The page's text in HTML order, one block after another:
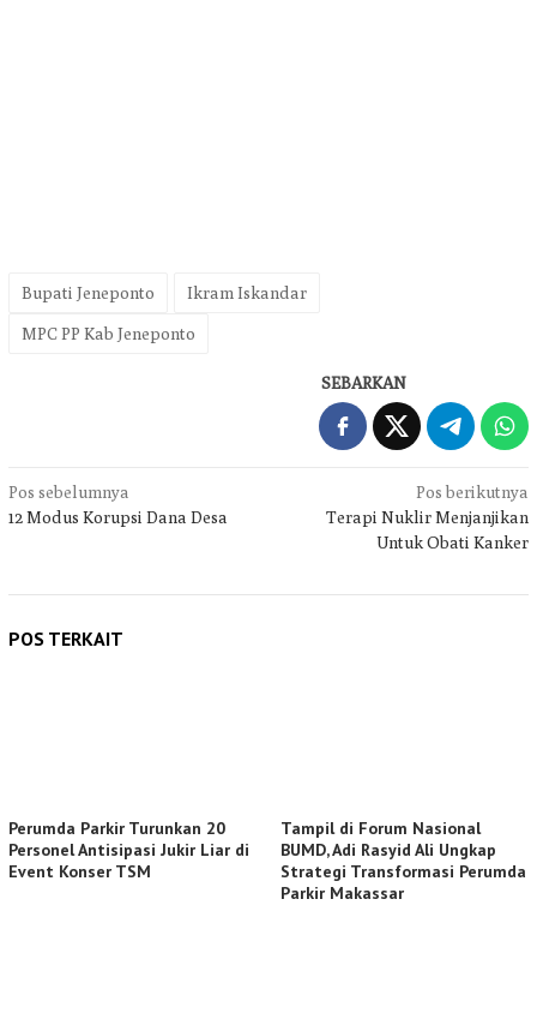
Bupati Jeneponto Ikram Iskandar
MPC PP Kab Jeneponto
SEBARKAN
Navigasi
pos
Pos sebelumnya
12 Modus Korupsi Dana Desa
Pos berikutnya
Terapi Nuklir Menjanjikan
Untuk Obati Kanker
POS TERKAIT
Perumda Parkir Turunkan 20
Personel Antisipasi Jukir Liar di
Event Konser TSM
Tampil di Forum Nasional
BUMD, Adi Rasyid Ali Ungkap
Strategi Transformasi Perumda
Parkir Makassar